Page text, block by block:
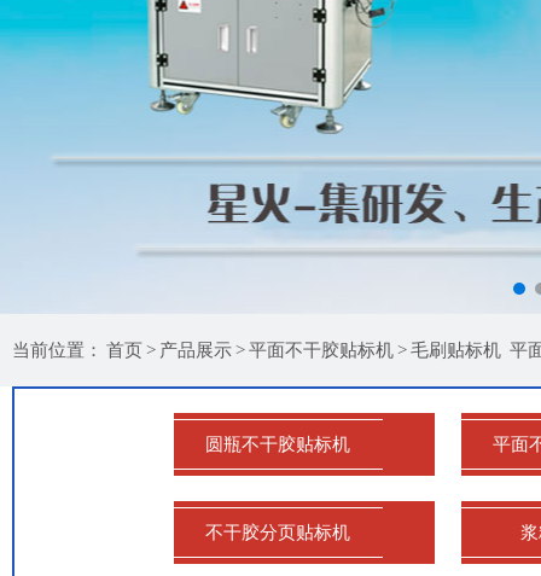
当前位置： 首页> 产品展示>平面不干胶贴标机>毛刷贴标机 平
圆瓶不干胶贴标机 平面
不干胶分页贴标机